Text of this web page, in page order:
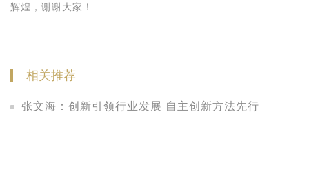
辉煌，谢谢大家！
相关推荐
张文海：创新引领行业发展 自主创新方法先行